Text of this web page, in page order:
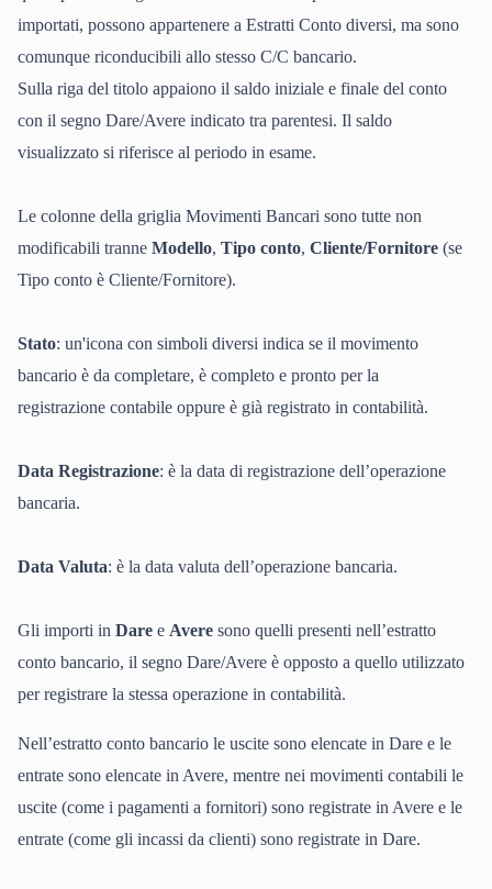
importati, possono appartenere a Estratti Conto diversi, ma sono
comunque riconducibili allo stesso C/C bancario.
Sulla riga del titolo appaiono il saldo iniziale e finale del conto
con il segno Dare/Avere indicato tra parentesi. Il saldo
visualizzato si riferisce al periodo in esame.
Le colonne della griglia Movimenti Bancari sono tutte non
modificabili tranne Modello, Tipo conto, Cliente/Fornitore (se
Tipo conto è Cliente/Fornitore).
Stato: un'icona con simboli diversi indica se il movimento
bancario è da completare, è completo e pronto per la
registrazione contabile oppure è già registrato in contabilità.
Data Registrazione: è la data di registrazione dell’operazione
bancaria.
Data Valuta: è la data valuta dell’operazione bancaria.
Gli importi in Dare e Avere sono quelli presenti nell’estratto
conto bancario, il segno Dare/Avere è opposto a quello utilizzato
per registrare la stessa operazione in contabilità.
Nell’estratto conto bancario le uscite sono elencate in Dare e le
entrate sono elencate in Avere, mentre nei movimenti contabili le
uscite (come i pagamenti a fornitori) sono registrate in Avere e le
entrate (come gli incassi da clienti) sono registrate in Dare.